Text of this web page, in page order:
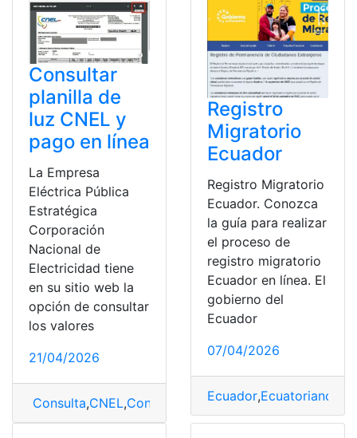
Consultar
planilla de
luz CNEL y
pago en línea
La Empresa
Eléctrica Pública
Estratégica
Corporación
Nacional de
Electricidad tiene
en su sitio web la
opción de consultar
los valores
21/04/2026
Consulta,CNEL,Consultar planilla de luz CNEL,
Registro
Migratorio
Ecuador
Registro Migratorio
Ecuador. Conozca
la guía para realizar
el proceso de
registro migratorio
Ecuador en línea. El
gobierno del
Ecuador
07/04/2026
Ecuador,Ecuatoriano